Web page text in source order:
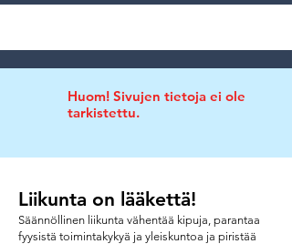
Huom! Sivujen tietoja ei ole
tarkistettu.
Liikunta on lääkettä!
Säännöllinen liikunta vähentää kipuja, parantaa
fyysistä toimintakykyä ja yleiskuntoa ja piristää